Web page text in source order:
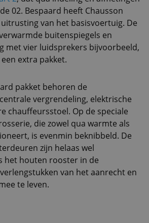
02. Bespaard heeft Chausson
van het basisvoertuig. De
buitenspiegels en
met vier luidsprekers bijvoorbeeld,
extra pakket.
pakket behoren de
vergrendeling, elektrische
chauffeursstoel. Op de speciale
die zowel qua warmte als
is evenmin beknibbeld. De
zijn helaas wel
het houten rooster in de
van het aanrecht en
te leven.